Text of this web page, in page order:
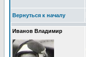
Вернуться к началу
Иванов Владимир